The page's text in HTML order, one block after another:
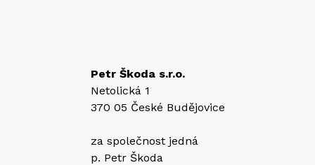
Petr Škoda s.r.o.
Netolická 1
370 05 České Budějovice
za společnost jedná
p. Petr Škoda